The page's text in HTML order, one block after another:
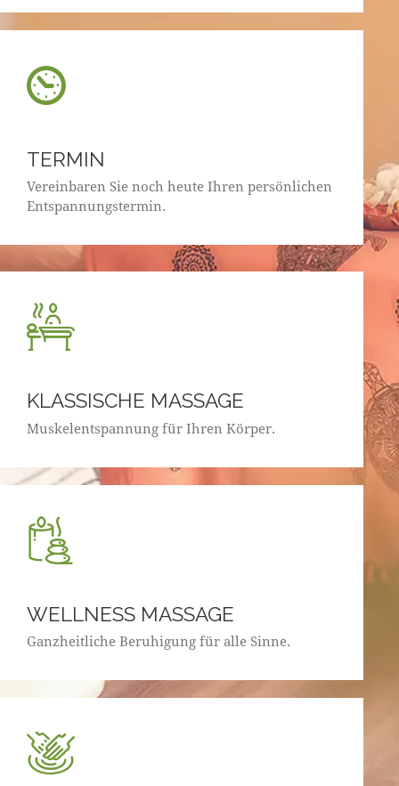
TERMIN
Vereinbaren Sie noch heute Ihren persönlichen
Entspannungstermin.
KLASSISCHE MASSAGE
Muskelentspannung für Ihren Körper.
WELLNESS MASSAGE
Ganzheitliche Beruhigung für alle Sinne.